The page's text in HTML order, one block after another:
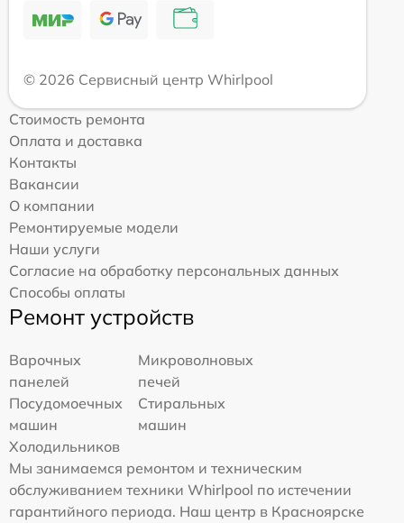
© 2026 Сервисный центр Whirlpool
Стоимость ремонта
Оплата и доставка
Контакты
Вакансии
О компании
Ремонтируемые модели
Наши услуги
Согласие на обработку персональных данных
Способы оплаты
Ремонт устройств
Варочных
панелей
Микроволновых
печей
Посудомоечных
машин
Стиральных
машин
Холодильников
Мы занимаемся ремонтом и техническим
обслуживанием техники Whirlpool по истечении
гарантийного периода. Наш центр в Красноярске